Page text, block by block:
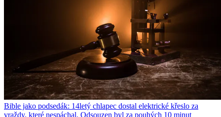
Bible jako podsedák: 14letý chlapec dostal elektrické křeslo za
vraždy, které nespáchal. Odsouzen byl za pouhých 10 minut